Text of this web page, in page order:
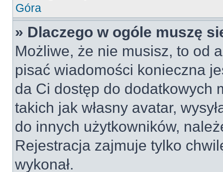
Góra
» Dlaczego w ogóle muszę
Możliwe, że nie musisz, to od
pisać wiadomości konieczna
da Ci dostęp do dodatkowych
takich jak własny avatar,
do innych użytkowników,
Rejestracja zajmuje tylko
wykonał.